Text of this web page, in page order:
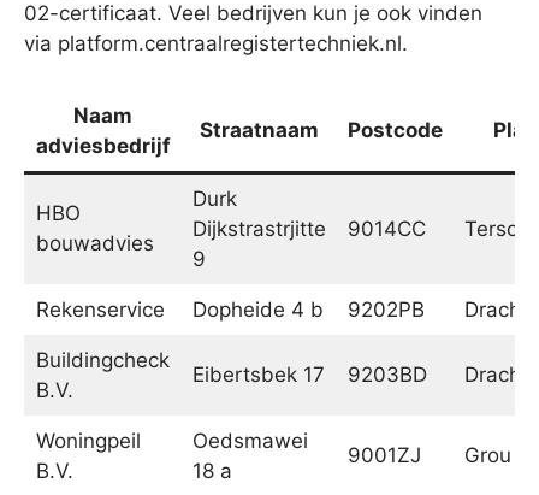
02-certificaat. Veel bedrijven kun je ook vinden
via platform.centraalregistertechniek.nl.
Naam
adviesbedrijf
Straatnaam Postcode
HBO
bouwadvies
Durk
Dijkstrastrjitte
9
9014CC Tersoal
Rekenservice Dopheide 4 b 9202PB
Buildingcheck
B.V.
Eibertsbek 17 9203BD
Woningpeil
B.V.
Oedsmawei
18 a
9001ZJ Grou